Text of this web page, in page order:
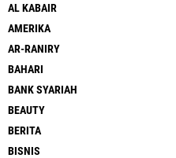
AL KABAIR
AMERIKA
AR-RANIRY
BAHARI
BANK SYARIAH
BEAUTY
BERITA
BISNIS